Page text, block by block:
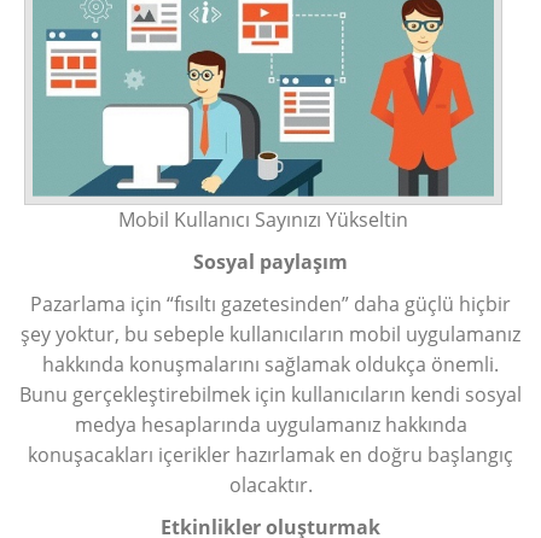
Mobil Kullanıcı Sayınızı Yükseltin
Sosyal paylaşım
Pazarlama için “fısıltı gazetesinden” daha güçlü hiçbir
şey yoktur, bu sebeple kullanıcıların mobil uygulamanız
hakkında konuşmalarını sağlamak oldukça önemli.
Bunu gerçekleştirebilmek için kullanıcıların kendi sosyal
medya hesaplarında uygulamanız hakkında
konuşacakları içerikler hazırlamak en doğru başlangıç
olacaktır.
Etkinlikler oluşturmak